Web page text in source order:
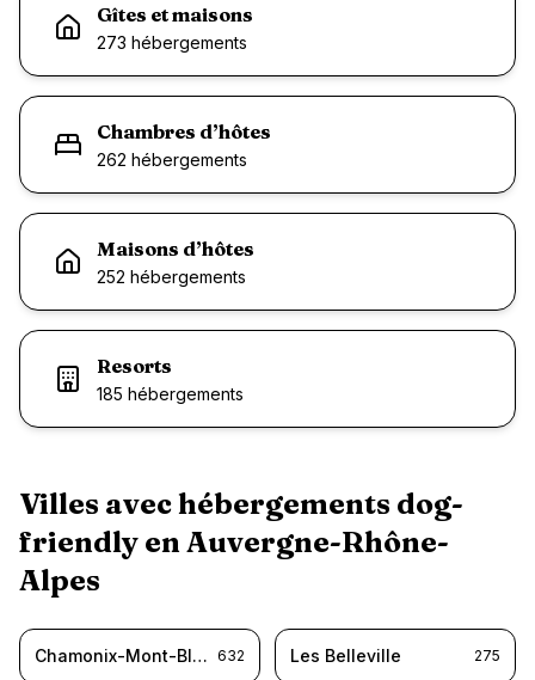
Gîtes et maisons
273 hébergements
Chambres d’hôtes
262 hébergements
Maisons d’hôtes
252 hébergements
Resorts
185 hébergements
Villes avec hébergements dog-
friendly en Auvergne-Rhône-
Alpes
Chamonix-Mont-Blanc 632 Les Belleville 275